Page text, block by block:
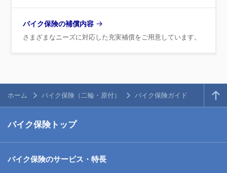
バイク保険の補償内容
さまざまなニーズに対応した充実補償をご用意しています。
ホーム バイク保険（二輪・原付） バイク保険ガイド
バイク保険トップ
バイク保険のサービス・特長